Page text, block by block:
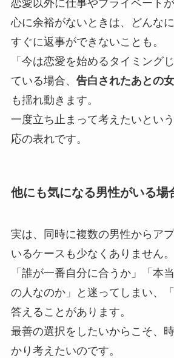
恋愛以外に仕事やプライベート
心に余裕がないときは、どんな
すぐに返事ができないことも。
「今は恋愛を始めるタイミング
ている場合、 告白されたあとの
も揺れ動きます。
一度立ち止まって考えたいとい
応の表れです。
他にも気になる男性がいる場
実は、同時に複数の男性からア
いるケースも少なくありません。
「誰が一番自分に合うか」「本
の人なのか」と迷ってしまい、
答えることがあります。
最善の選択をしたいからこそ、
かり考えたいのです。